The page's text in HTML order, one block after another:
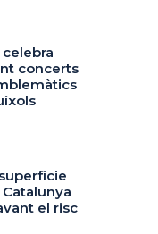
concerts
el risc